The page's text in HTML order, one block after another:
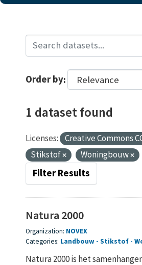
Order by
1 dataset found
Licenses: Creative Commons
Stikstof
Woningbouw
Filter Results
Natura 2000
Organization: NOVEX
Categories: Landbouw Stikstof
Natura 2000 is het